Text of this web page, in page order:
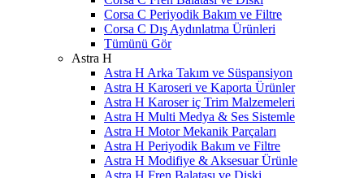
Corsa C Periyodik Bakım ve Filtre
Corsa C Dış Aydınlatma Ürünleri
Tümünü Gör
Astra H
Astra H Arka Takım ve Süspansiyon
Astra H Karoseri ve Kaporta Ürünler
Astra H Karoser iç Trim Malzemeleri
Astra H Multi Medya & Ses Sistemle
Astra H Motor Mekanik Parçaları
Astra H Periyodik Bakım ve Filtre
Astra H Modifiye & Aksesuar Ürünle
Astra H Fren Balatası ve Diski